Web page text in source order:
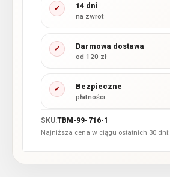
✓ 14 dni
na zwrot
✓ Darmowa dostawa
od 120 zł
✓ Bezpieczne
płatności
SKU:TBM-99-716-1
Najniższa cena w ciągu ostatnich 30 dni: